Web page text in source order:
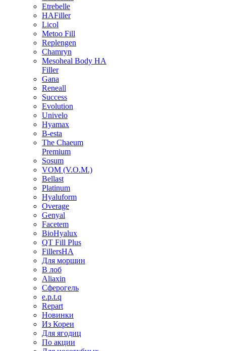
Etrebelle
HAFiller
Licol
Metoo Fill
Replengen
Chamryn
Mesoheal Body HA
Filler
Gana
Reneall
Success
Evolution
Univelo
Hyamax
B-esta
The Chaeum
Premium
Sosum
VOM (V.O.M.)
Bellast
Platinum
Hyaluform
Overage
Genyal
Facetem
BioHyalux
QT Fill Plus
FillersHA
Для морщин
В лоб
Aliaxin
Сферогель
e.p.t.q
Repart
Новинки
Из Кореи
Для ягодиц
По акции